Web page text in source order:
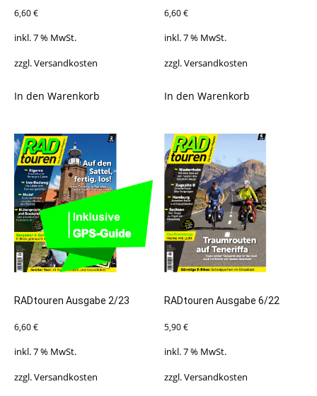
6,60€
inkl. 7 % MwSt.
zzgl.Versandkosten
In den Warenkorb
6,60€
inkl. 7 % MwSt.
zzgl.Versandkosten
In den Warenkorb
RADtouren Ausgabe 2/23
6,60€
inkl. 7 % MwSt.
zzgl.Versandkosten
RADtouren Ausgabe 6/22
5,90€
inkl. 7 % MwSt.
zzgl.Versandkosten